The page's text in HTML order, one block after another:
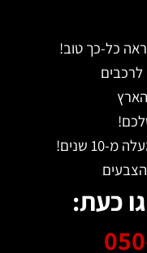
כך טוב!
כעת: